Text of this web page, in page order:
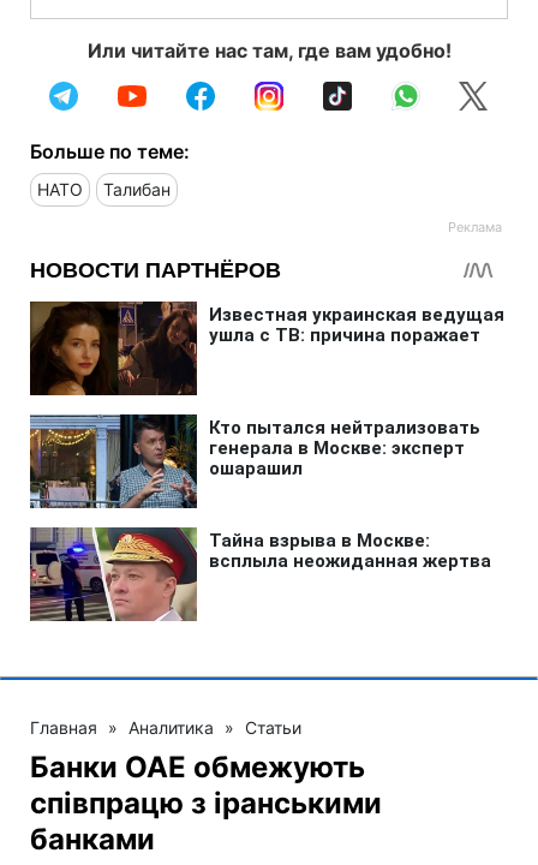
Или читайте нас там, где вам удобно!
Больше по теме:
НАТО Талибан
Главная » Аналитика » Статьи
Банки ОАЕ обмежують
співпрацю з іранськими
банками